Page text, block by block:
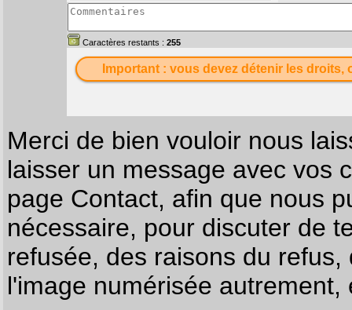
Caractères restants : 255
Important : vous devez détenir les
Merci de bien vouloir nous
laisser un message avec vos
page Contact, afin que nous
nécessaire, pour discuter de
refusée, des raisons du
l'image numérisée autrement,